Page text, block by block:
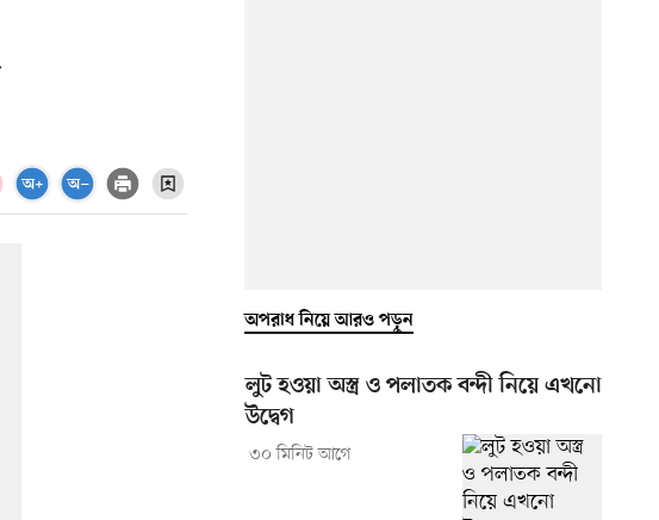
অপরাধ নিয়ে আরও পড়ুন
লুট হওয়া অস্ত্র ও পলাতক বন্দী নিয়ে এখনো
উদ্বেগ
৩০ মিনিট আগে